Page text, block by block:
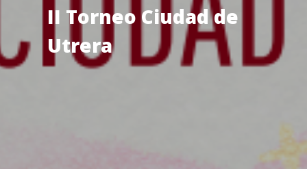
II Torneo Ciudad de
Utrera